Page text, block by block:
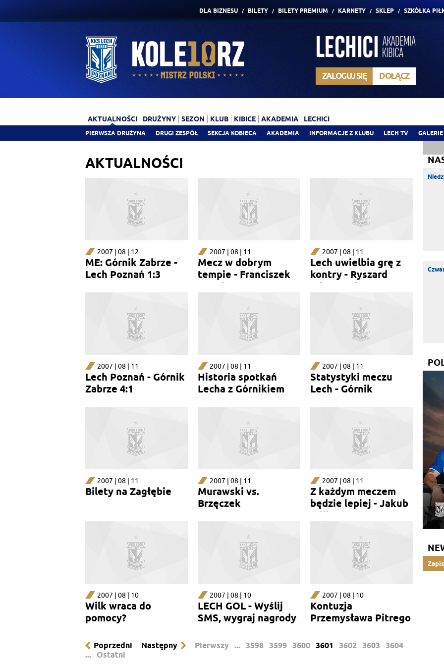
DLA BIZNESU BILETY BILETY PREMIUM KARNETY SKLEP SZKÓŁKA
ZALOGUJ SIĘ DOŁĄCZ
AKTUALNOŚCI
PIERWSZA DRUŻYNA DRUGI ZESPÓŁ SEKCJA KOBIECA AKADEMIA INFORMACJE Z KLUBU LECH TV GALERIE
DRUŻYNY SEZON KLUB KIBICE AKADEMIA LECHICI
AKTUALNOŚCI
2007 | 08 | 12
ME: Górnik Zabrze -
Lech Poznań 1:3
2007 | 08 | 11
Mecz w dobrym
tempie - Franciszek
Smuda
2007 | 08 | 11
Lech uwielbia grę z
kontry - Ryszard
Wieczorek
2007 | 08 | 11
Lech Poznań - Górnik
Zabrze 4:1
2007 | 08 | 11
Historia spotkań
Lecha z Górnikiem
2007 | 08 | 11
Statystyki meczu
Lech - Górnik
2007 | 08 | 11
Bilety na Zagłębie
2007 | 08 | 11
Murawski vs.
Brzęczek
2007 | 08 | 11
Z każdym meczem
będzie lepiej - Jakub
Wilk
2007 | 08 | 10
Wilk wraca do
pomocy?
2007 | 08 | 10
LECH GOL - Wyślij
SMS, wygraj nagrody
2007 | 08 | 10
Kontuzja
Przemysława Pitrego
Poprzedni Następny Pierwszy ... 3598 3599 3600 3601 3602 3603
3604
...
Ostatni